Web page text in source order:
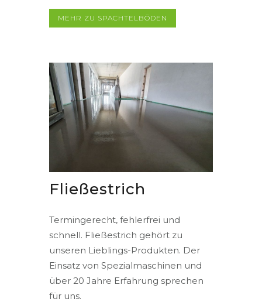
MEHR ZU SPACHTELBÖDEN
Fließestrich
Termingerecht, fehlerfrei und
schnell. Fließestrich gehört zu
unseren Lieblings-Produkten. Der
Einsatz von Spezialmaschinen und
über 20 Jahre Erfahrung sprechen
für uns.